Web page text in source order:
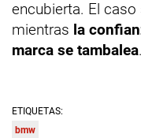
encubierta. El
mientras la
marca se tambalea.
ETIQUETAS:
bmw